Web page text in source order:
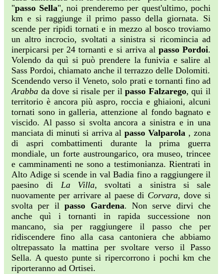
"passo Sella", noi prenderemo per quest'ultimo, pochi
km e si raggiunge il primo passo della giornata. Si
scende per ripidi tornati e in mezzo al bosco troviamo
un altro incrocio, svoltati a sinistra si ricomincia ad
inerpicarsi per 24 tornanti e si arriva al passo Pordoi.
Volendo da quì si può prendere la funivia e salire al
Sass Pordoi, chiamato anche il terrazzo delle Dolomiti.
Scendendo verso il Veneto, solo prati e tornanti fino ad
Arabba da dove si risale per ilpasso Falzarego, qui il
territorio è ancora più aspro, roccia e ghiaioni, alcuni
tornati sono in galleria, attenzione al fondo bagnato e
viscido. Al passo si svolta ancora a sinistra e in una
manciata di minuti si arriva alpasso Valparola , zona
di aspri combattimenti durante la prima guerra
mondiale, un forte austroungarico, ora museo, trincee
e camminamenti ne sono a testimonianza. Rientrati in
Alto Adige si scende in val Badia fino a raggiungere il
paesino di La Villa, svoltati a sinistra si sale
nuovamente per arrivare al paese di Corvara, dove si
svolta per ilpasso Gardena. Non serve dirvi che
anche quì i tornanti in rapida successione non
mancano, sia per raggiungere il passo che per
ridiscendere fino alla casa cantoniera che abbiamo
oltrepassato la mattina per svoltare verso il Passo
Sella. A questo punte si ripercorrono i pochi km che
riporteranno ad Ortisei.